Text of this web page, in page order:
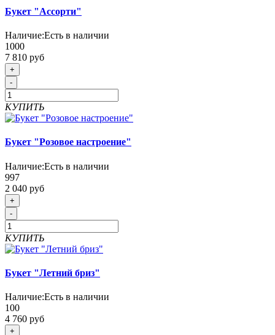
Букет "Ассорти"
Наличие:Есть в наличии
1000
7 810 руб
+
-
КУПИТЬ
Букет "Розовое настроение"
Наличие:Есть в наличии
997
2 040 руб
+
-
КУПИТЬ
Букет "Летний бриз"
Наличие:Есть в наличии
100
4 760 руб
+